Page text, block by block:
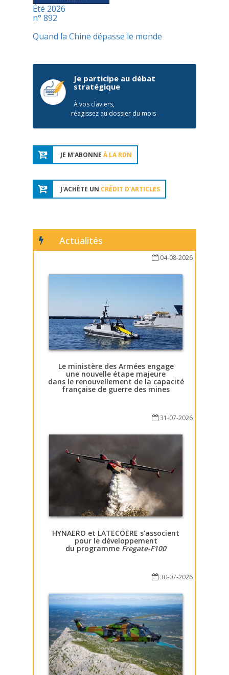
Été 2026
n° 892
Quand la Chine dépasse le monde
Je participe au débat
stratégique
À vos claviers,
réagissez au dossier du mois
JE M'ABONNE À LA RDN
J'ACHÈTE UN CRÉDIT D'ARTICLES
Actualités
04-08-2026
Le ministère des Armées engage
une nouvelle étape majeure
dans le renouvellement de la capacité
française de guerre des mines
31-07-2026
HYNAERO et LATECOERE s’associent
pour le développement
du programme Fregate-F100
30-07-2026